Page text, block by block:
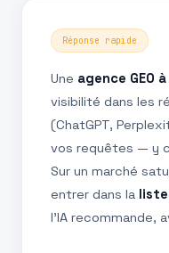
Réponse rapide
Une agence GEO
visibilité dans les
(ChatGPT,
vos requêtes — y
Sur un marché
entrer dans la
l’IA recommande,